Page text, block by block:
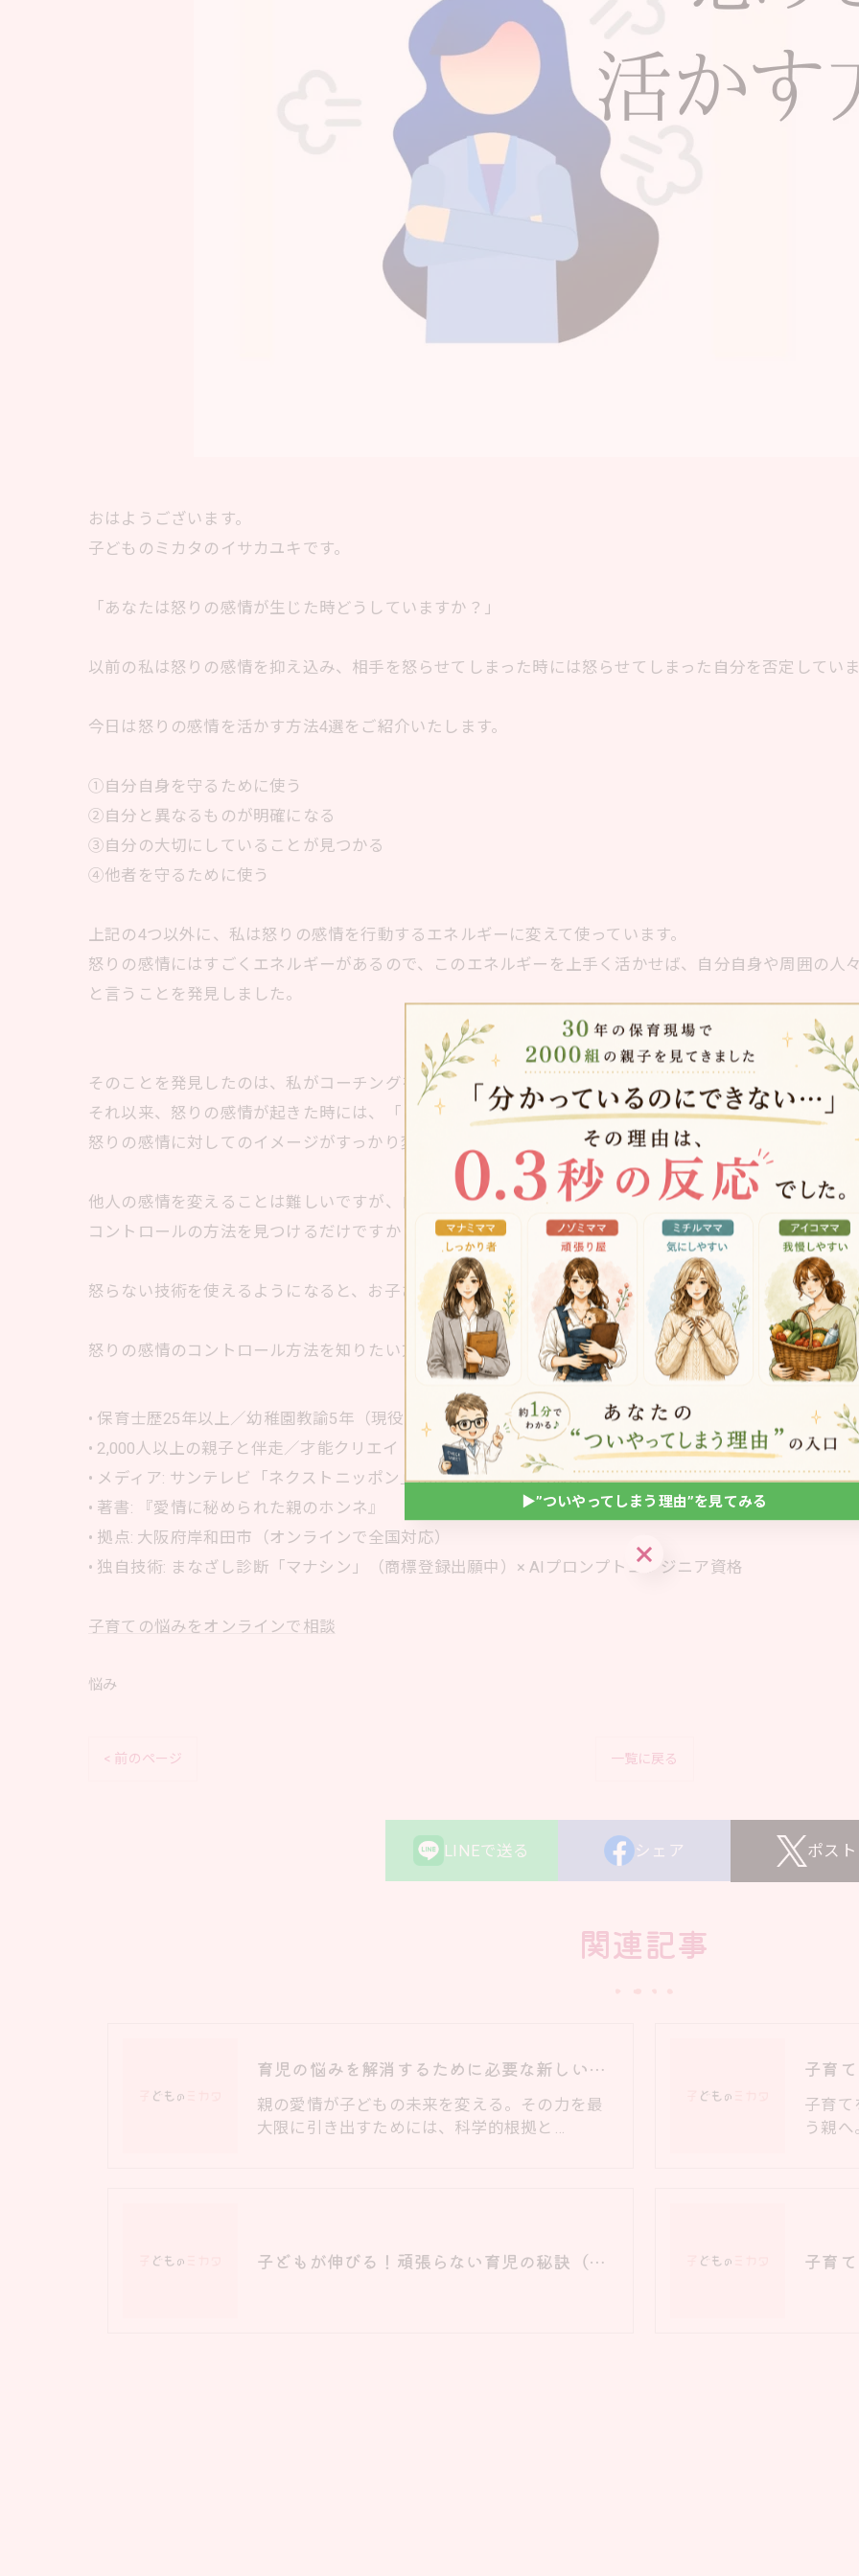
おはようございます。
子どものミカタのイサカユキです。
「あなたは怒りの感情が生じた時どうしていますか？」
以前の私は怒りの感情を抑え込み、相手を怒らせてしまった時には怒らせてしまった自分を否定してい
今日は怒りの感情を活かす方法4選をご紹介いたします。
①自分自身を守るために使う
②自分と異なるものが明確になる
③自分の大切にしていることが見つかる
④他者を守るために使う
上記の4つ以外に、私は怒りの感情を行動するエネルギーに変えて使っています。
怒りの感情にはすごくエネルギーがあるので、このエネルギーを上手く活かせば、自分自身や周囲の人
と言うことを発見しました。
そのことを発見したのは、私がコーチングを学び自己内省をしていく中で見つけることができました。
それ以来、怒りの感情が起きた時には、「このエネルギーをプラスに活かせないかな？」と言う思考で
怒りの感情に対してのイメージがすっかり変わりました。
他人の感情を変えることは難しいですが、自分の感情をコントロールするのはとても簡単です。
コントロールの方法を見つけるだけですからね。
怒らない技術を使えるようになると、お子さんにもご家族にも教えてあげられるので、とってもお得で
怒りの感情のコントロール方法を知りたい方は、オンライン無料カウンセリングでお尋ねくださいね。
• 保育士歴25年以上／幼稚園教諭5年（現役）
• 2,000人以上の親子と伴走／才能クリエイト協会認定 上級コーチ
• メディア: サンテレビ「ネクストニッポン」出演（2025年11月放映）
• 著書: 『愛情に秘められた親のホンネ』
• 拠点: 大阪府岸和田市（オンラインで全国対応）
• 独自技術: まなざし診断「マナシン」（商標登録出願中）× AIプロンプトエンジニア資格
子育ての悩みをオンラインで相談
悩み
< 前のページ 一覧に戻る
LINEで送る シェア ポスト
関連記事
育児の悩みを解消するために必要な新しい視点｜科学と実績に基づくアプローチ
親の愛情が子どもの未来を変える。その力を最
大限に引き出すためには、科学的根拠と…
子育て
う親
子どもが伸びる！頑張らない育児の秘訣（２）
▶︎”ついやってしまう理由”を見てみる
▶︎”ついやってしまう理由”を見てみる